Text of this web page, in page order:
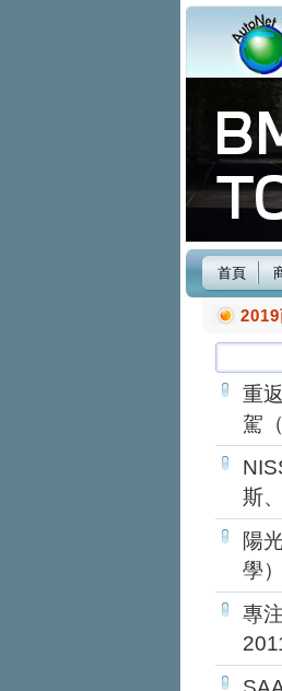
首頁
重
駕
斯
陽
學）
專